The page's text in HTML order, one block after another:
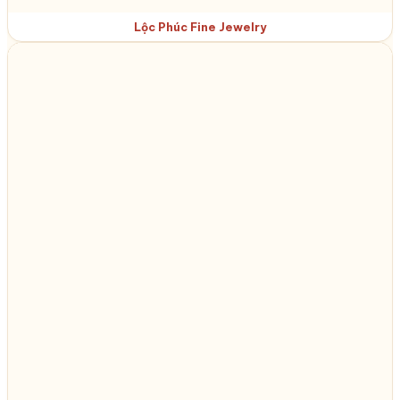
Lộc Phúc Fine Jewelry